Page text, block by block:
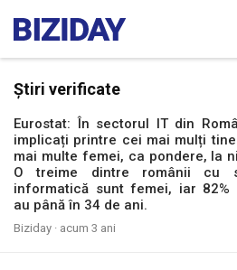
Știri verificate
Eurostat: În sectorul IT din
implicați printre cei mai mulți
mai multe femei, ca pondere, la
O treime dintre românii cu
informatică sunt femei, iar 82%
au până în 34 de ani.
Biziday · acum 3 ani